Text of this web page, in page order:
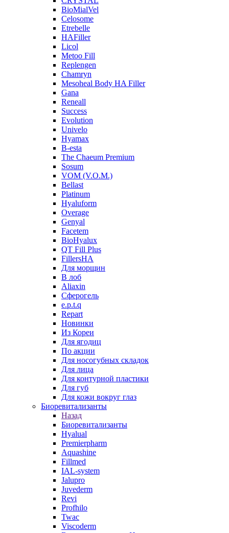
BioMialVel
Celosome
Etrebelle
HAFiller
Licol
Metoo Fill
Replengen
Chamryn
Mesoheal Body HA Filler
Gana
Reneall
Success
Evolution
Univelo
Hyamax
B-esta
The Chaeum Premium
Sosum
VOM (V.O.M.)
Bellast
Platinum
Hyaluform
Overage
Genyal
Facetem
BioHyalux
QT Fill Plus
FillersHA
Для морщин
В лоб
Aliaxin
Сферогель
e.p.t.q
Repart
Новинки
Из Кореи
Для ягодиц
По акции
Для носогубных складок
Для лица
Для контурной пластики
Для губ
Для кожи вокруг глаз
Биоревитализанты
Назад
Биоревитализанты
Hyalual
Premierpharm
Aquashine
Fillmed
IAL-system
Jalupro
Juvederm
Revi
Profhilo
Twac
Viscoderm